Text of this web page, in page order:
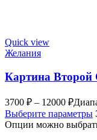
Quick view
Желания
Картина Второй
3700 ₽ – 12000 ₽
Выберите параметры
Опции можно